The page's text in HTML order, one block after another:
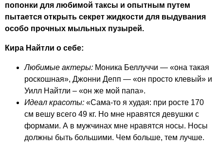
попонки для любимой таксы и опытным путем
пытается открыть секрет жидкости для выдувания
особо прочных мыльных пузырей.
Кира Найтли о себе:
Любимые актеры: Моника Беллуччи — «она такая
роскошная», Джонни Депп — «он просто клевый» и
Уилл Найтли – «он же мой папа».
Идеал красоты: «Сама-то я худая: при росте 170
см вешу всего 49 кг. Но мне нравятся девушки с
формами. А в мужчинах мне нравятся носы. Носы
должны быть большими. Чем больше, тем лучше.